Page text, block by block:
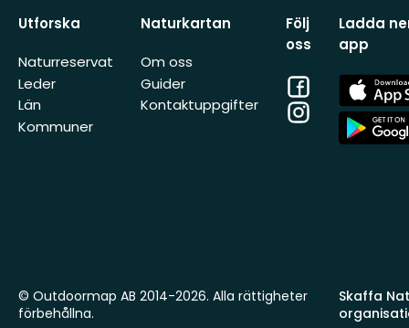
Utforska
Naturreservat
Leder
Län
Kommuner
Naturkartan
Om oss
Guider
Kontaktuppgifter
Följ
oss
Facebook
Instagram
Ladda
app
App
Store
App
Store
Skaffa
© Outdoormap AB 2014-2026. Alla rättigheter
förbehållna.